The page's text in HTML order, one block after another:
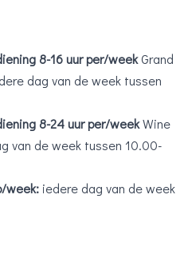
8-16 uur per/weekGrand
dag van de week tussen
8-24 uur per/weekWine
van de week tussen 10.00-
week: iedere dag van de week